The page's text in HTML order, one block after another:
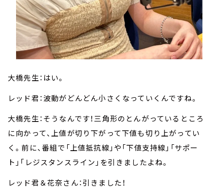
大橋先生：はい。
レッド君：波動がどんどん小さくなっていくんですね。
大橋先生：そうなんです！三角形のとんがっているところ
に向かって、上値が切り下がって下値も切り上がってい
く。前に、番組で「上値抵抗線」や「下値支持線」「サポー
ト」「レジスタンスライン」を引きましたよね。
レッド君＆花奈さん：引きました！